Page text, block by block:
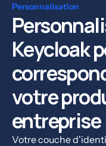
Personnalisation
Keycloak
votre
entreprise
Votre couche